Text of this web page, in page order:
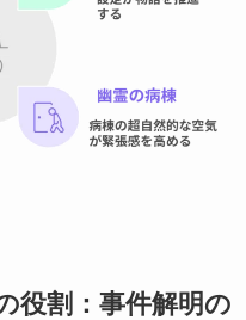
役割：事件解明の